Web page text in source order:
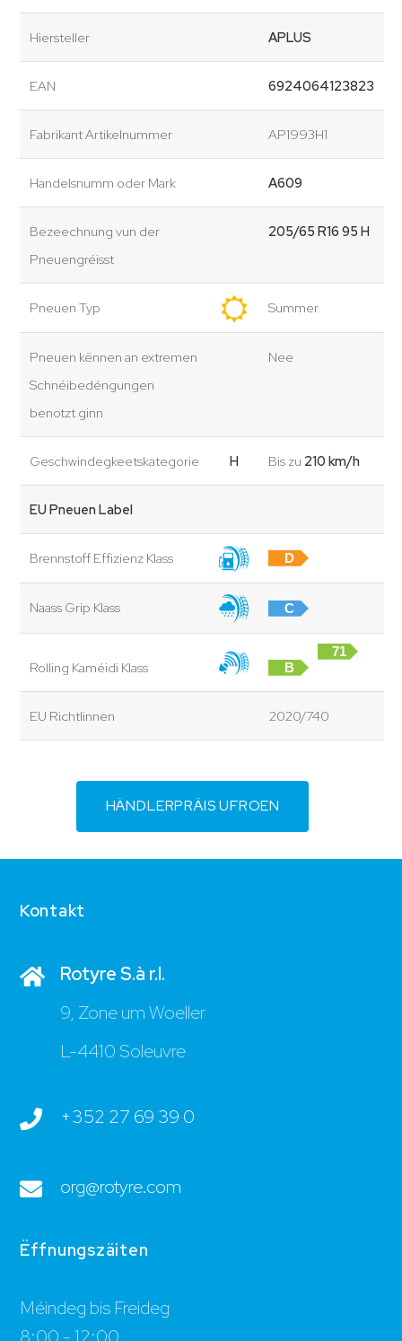
Hiersteller APLUS
EAN 6924064123823
Fabrikant Artikelnummer AP1993H1
Handelsnumm oder Mark A609
Bezeechnung vun der
Pneuengréisst
205/65 R16 95 H
Pneuen Typ Summer
Pneuen kënnen an extremen
Schnéibedéngungen
benotzt ginn
Nee
Geschwindegkeetskategorie H Bis zu 210 km/h
EU Pneuen Label
Brennstoff Effizienz Klass D
Naass Grip Klass C
Rolling Kaméidi Klass B
71
EU Richtlinnen 2020/740
HÄNDLERPRÄIS UFROEN
Kontakt
Rotyre S.à r.l.
9, Zone um Woeller
L-4410 Soleuvre
+352 27 69 39 0
org@rotyre.com
Ëffnungszäiten
Méindeg bis Freideg